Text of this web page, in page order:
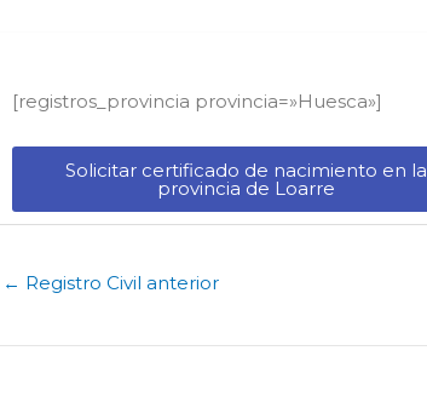
[registros_provincia provincia=»Huesca​»]
Solicitar certificado de nacimiento en la
provincia de Loarre​
← Registro Civil anterior